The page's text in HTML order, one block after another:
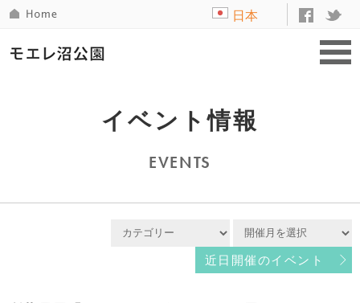
日本
イベント情報
EVENTS
近日開催のイベント